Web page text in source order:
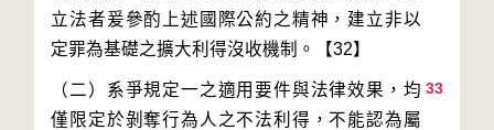
立法者爰參酌上述國際公約之精神，建立非以
33
（二）系爭規定一之適用要件與法律效果，均
僅限定於剝奪行為人之不法利得，不能認為屬